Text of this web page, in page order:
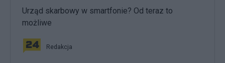
Urząd skarbowy w smartfonie? Od teraz to
możliwe
Redakcja